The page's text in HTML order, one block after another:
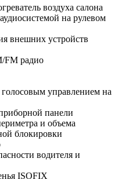
воздуха салона
на рулевом
внешних устройств
FM радио
управлением на
панели
и объема
блокировки
водителя и
ISOFIX